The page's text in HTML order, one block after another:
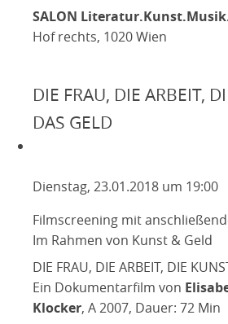
SALON
Hof rechts, 1020 Wien
DIE FRAU, DIE ARBEIT,
DAS GELD
Dienstag, 23.01.2018 um 19:00
Filmscreening mit
Im Rahmen von Kunst & Geld
DIE FRAU, DIE ARBEIT, DIE
Ein Dokumentarfilm von
Klocker, A 2007, Dauer: 72 Min